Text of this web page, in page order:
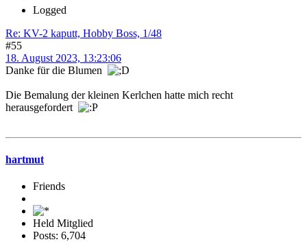
Logged
Re: KV-2 kaputt, Hobby Boss, 1/48
#55
18. August 2023, 13:23:06
Danke für die Blumen
Die Bemalung der kleinen Kerlchen hatte mich recht
herausgefordert
hartmut
Friends
Held Mitglied
Posts: 6,704